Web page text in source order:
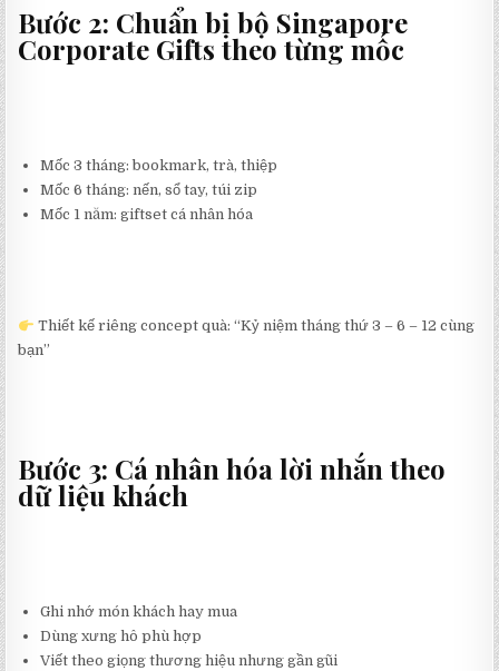
Bước 2: Chuẩn bị bộ Singapore
Corporate Gifts theo từng mốc
Mốc 3 tháng: bookmark, trà, thiệp
Mốc 6 tháng: nến, sổ tay, túi zip
Mốc 1 năm: giftset cá nhân hóa
Thiết kế riêng concept quà: “Kỷ niệm tháng thứ 3 – 6 – 12 cùng
bạn”
Bước 3: Cá nhân hóa lời nhắn theo
dữ liệu khách
Ghi nhớ món khách hay mua
Dùng xưng hô phù hợp
Viết theo giọng thương hiệu nhưng gần gũi